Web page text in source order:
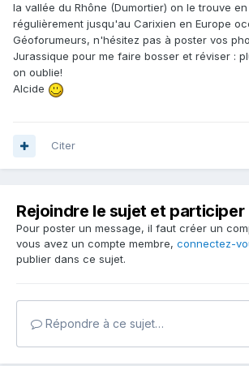
la vallée du Rhône (Dumortier) on le trouve
régulièrement jusqu'au Carixien en Europe
Géoforumeurs, n'hésitez pas à poster vos
Jurassique pour me faire bosser et réviser :
on oublie!
Alcide
Citer
Rejoindre le sujet et participer
Pour poster un message, il faut créer un
vous avez un compte membre, connectez-
publier dans ce sujet.
Répondre à ce sujet…